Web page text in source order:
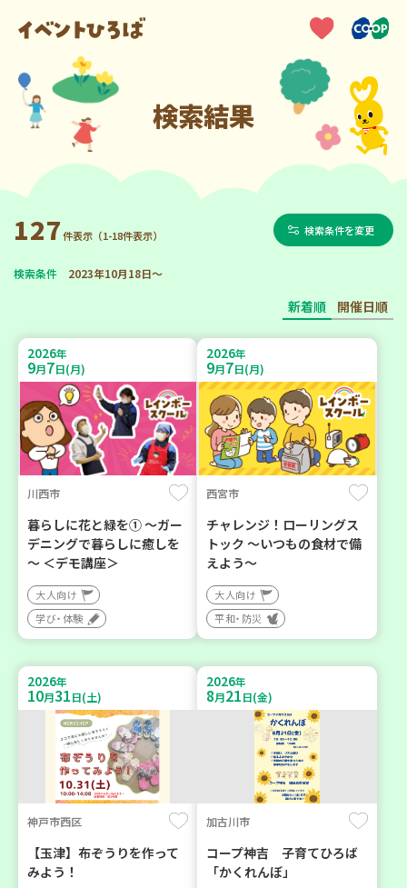
検索結果
127件表示（1-18件表示） 検索条件を変更
検索条件 2023年10月18日～
新着順 開催日順
2026年
9月7日(月)
川西市
暮らしに花と緑を① ～ガー
デニングで暮らしに癒しを
～ ＜デモ講座＞
大人向け
学び・体験
2026年
9月7日(月)
西宮市
チャレンジ！ローリングス
トック ～いつもの食材で備
えよう～
大人向け
平和・防災
2026年
10月31日(土)
神戸市西区
【玉津】布ぞうりを作って
みよう！
2026年
8月21日(金)
加古川市
コープ神吉 子育てひろば
「かくれんぼ」